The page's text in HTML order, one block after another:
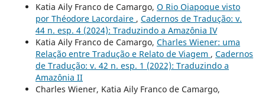
Katia Aily Franco de Camargo, O Rio Oiapoque visto
por Théodore Lacordaire , Cadernos de Tradução: v.
44 n. esp. 4 (2024): Traduzindo a Amazônia IV
Katia Aily Franco de Camargo, Charles Wiener: uma
Relação entre Tradução e Relato de Viagem , Cadernos
de Tradução: v. 42 n. esp. 1 (2022): Traduzindo a
Amazônia II
Charles Wiener, Katia Aily Franco de Camargo,